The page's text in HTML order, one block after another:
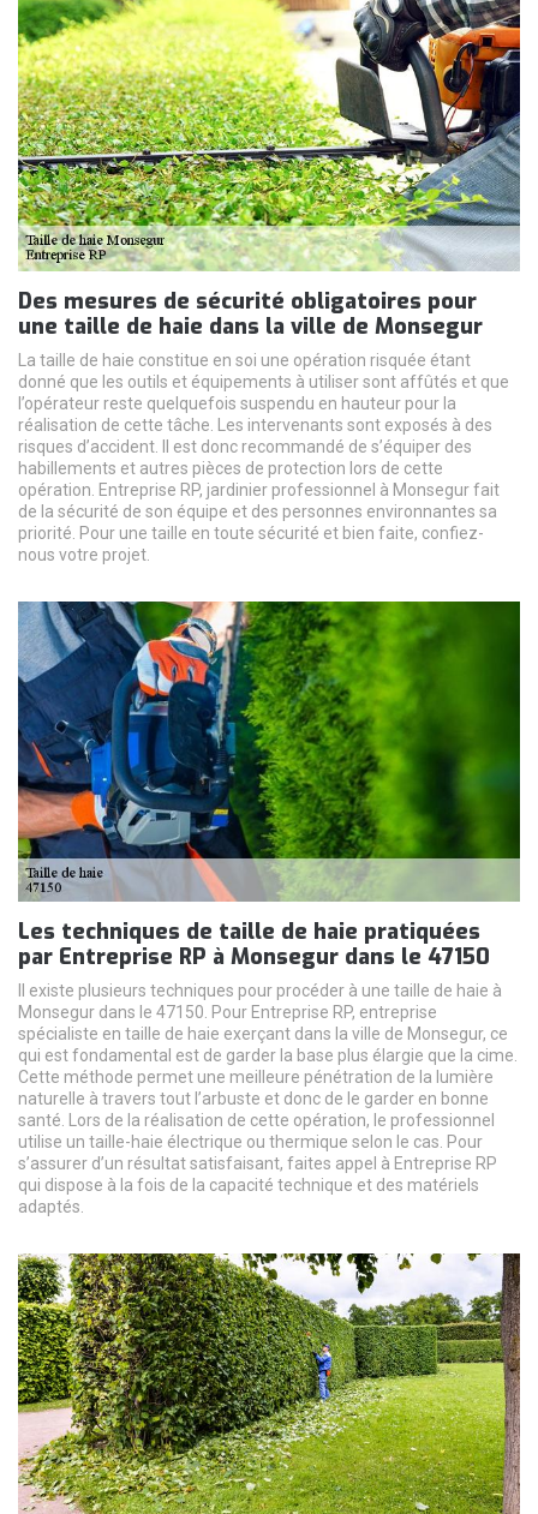
Des mesures de sécurité obligatoires pour
une taille de haie dans la ville de Monsegur
La taille de haie constitue en soi une opération risquée étant
donné que les outils et équipements à utiliser sont affûtés et que
l’opérateur reste quelquefois suspendu en hauteur pour la
réalisation de cette tâche. Les intervenants sont exposés à des
risques d’accident. Il est donc recommandé de s’équiper des
habillements et autres pièces de protection lors de cette
opération. Entreprise RP, jardinier professionnel à Monsegur fait
de la sécurité de son équipe et des personnes environnantes sa
priorité. Pour une taille en toute sécurité et bien faite, confiez-
nous votre projet.
Les techniques de taille de haie pratiquées
par Entreprise RP à Monsegur dans le 47150
Il existe plusieurs techniques pour procéder à une taille de haie à
Monsegur dans le 47150. Pour Entreprise RP, entreprise
spécialiste en taille de haie exerçant dans la ville de Monsegur, ce
qui est fondamental est de garder la base plus élargie que la cime.
Cette méthode permet une meilleure pénétration de la lumière
naturelle à travers tout l’arbuste et donc de le garder en bonne
santé. Lors de la réalisation de cette opération, le professionnel
utilise un taille-haie électrique ou thermique selon le cas. Pour
s’assurer d’un résultat satisfaisant, faites appel à Entreprise RP
qui dispose à la fois de la capacité technique et des matériels
adaptés.